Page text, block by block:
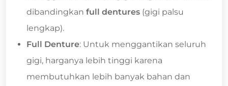
dibandingkan full dentures (gigi palsu
lengkap).
Full Denture: Untuk menggantikan seluruh
gigi, harganya lebih tinggi karena
membutuhkan lebih banyak bahan dan